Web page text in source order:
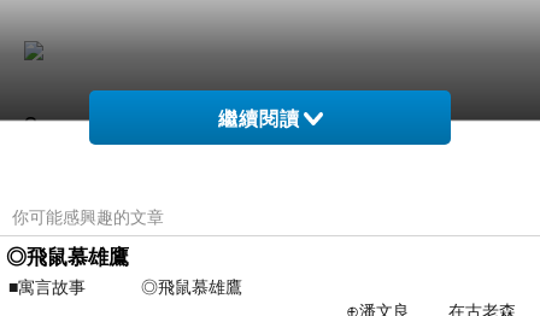
?
? 瘦身運動影片
繼續閱讀
你可能感興趣的文章
◎飛鼠慕雄鷹
■寓言故事 ◎飛鼠慕雄鷹
⊕潘文良 在古老森